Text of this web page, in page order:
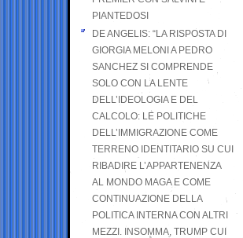
PIANTEDOSI
DE ANGELIS: “LA RISPOSTA DI
GIORGIA MELONI A PEDRO
SANCHEZ SI COMPRENDE
SOLO CON LA LENTE
DELL’IDEOLOGIA E DEL
CALCOLO: LE POLITICHE
DELL’IMMIGRAZIONE COME
TERRENO IDENTITARIO SU CUI
RIBADIRE L’APPARTENENZA
AL MONDO MAGA E COME
CONTINUAZIONE DELLA
POLITICA INTERNA CON ALTRI
MEZZI. INSOMMA, TRUMP CUI